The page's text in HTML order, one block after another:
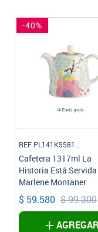
-40%
Cafetera 1317ml La
Historia Está
Marlene Montaner
$ 59.580 $ 99.300
AGREGAR